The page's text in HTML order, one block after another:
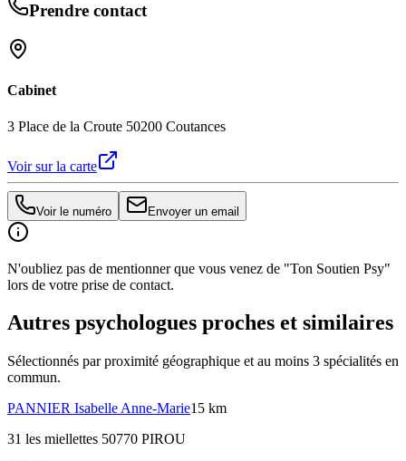
Prendre contact
Cabinet
3 Place de la Croute 50200 Coutances
Voir sur la carte
Voir le numéro Envoyer un email
N'oubliez pas de mentionner que vous venez de "Ton Soutien Psy"
lors de votre prise de contact.
Autres psychologues proches et similaires
Sélectionnés par proximité géographique et au moins 3 spécialités en
commun.
PANNIER Isabelle Anne-Marie15 km
31 les miellettes 50770 PIROU